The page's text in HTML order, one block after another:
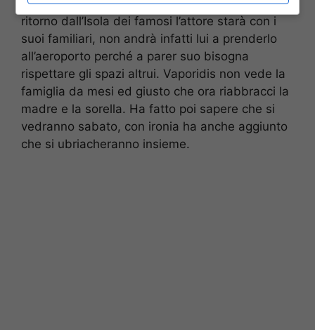
Ai suoi tantissimi fan ha fatto sapere che al
ritorno dall’Isola dei famosi l’attore starà con i
suoi familiari, non andrà infatti lui a prenderlo
all’aeroporto perché a parer suo bisogna
rispettare gli spazi altrui. Vaporidis non vede la
famiglia da mesi ed giusto che ora riabbracci la
madre e la sorella. Ha fatto poi sapere che si
vedranno sabato, con ironia ha anche aggiunto
che si ubriacheranno insieme.